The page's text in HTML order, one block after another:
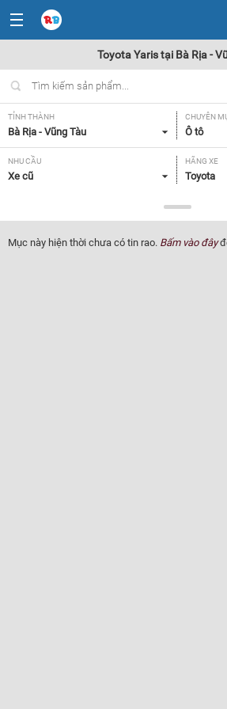
Toyota Yaris tại Bà Rịa -
TỈNH THÀNH
Bà Rịa - Vũng Tàu
CHUYÊN
Ô tô
NHU CẦU
Xe cũ
HÃNG XE
Toyota
Yaris
NĂM SẢN
Tất cả
GIÁ XE XUẤT XỨ
Mục này hiện thời chưa có tin rao. Bấm vào đây